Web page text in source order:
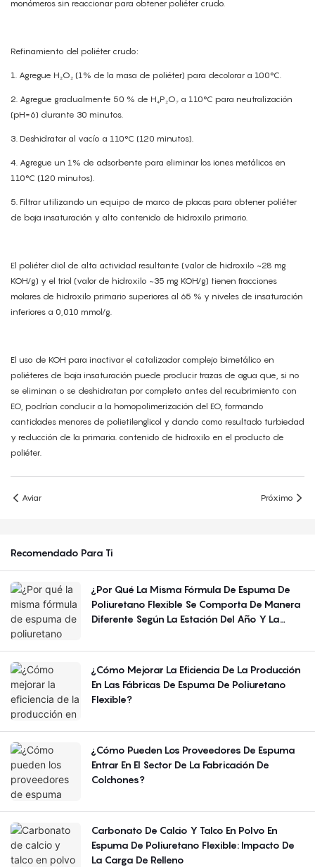
monómeros sin reaccionar para obtener poliéter crudo.
Refinamiento del poliéter crudo:
1. Agregue H₂O₂ (1% de la masa de poliéter) para decolorar a 100°C.
2. Agregue gradualmente 50 % de H₄P₂O₇ a 110°C para neutralización
(pH=6) durante 30 minutos.
3. Deshidratar al vacío a 110°C (120 minutos).
4. Agregue un 1% de adsorbente para eliminar los iones metálicos en
110°C (120 minutos).
5. Filtrar utilizando un equipo de marco de placas para obtener poliéter
de baja insaturación y alto contenido de hidroxilo primario.
El poliéter diol de alta actividad resultante (valor de hidroxilo ~28 mg
KOH/g) y el triol (valor de hidroxilo ~35 mg KOH/g) tienen fracciones
molares de hidroxilo primario superiores al 65 % y niveles de insaturación
inferiores a 0,010 mmol/g.
El uso de KOH para inactivar el catalizador complejo bimetálico en
poliéteres de baja insaturación puede producir trazas de agua que, si no
se eliminan o se deshidratan por completo antes del recubrimiento con
EO, podrían conducir a la homopolimerización del EO, formando
cantidades menores de polietilenglicol y dando como resultado turbiedad
y reducción de la primaria. contenido de hidroxilo en el producto de
poliéter.
Aviar Próximo
Recomendado Para Ti
¿Por Qué La Misma Fórmula De Espuma De
Poliuretano Flexible Se Comporta De Manera
Diferente Según La Estación Del Año Y La
¿Cómo Mejorar La Eficiencia De La Producción
En Las Fábricas De Espuma De Poliuretano
Flexible?
¿Cómo Pueden Los Proveedores De Espuma
Entrar En El Sector De La Fabricación De
Colchones?
Carbonato De Calcio Y Talco En Polvo En
Espuma De Poliuretano Flexible: Impacto De
La Carga De Relleno